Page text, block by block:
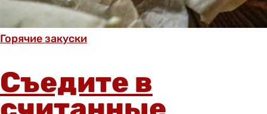
Горячие закуски
Съедите в